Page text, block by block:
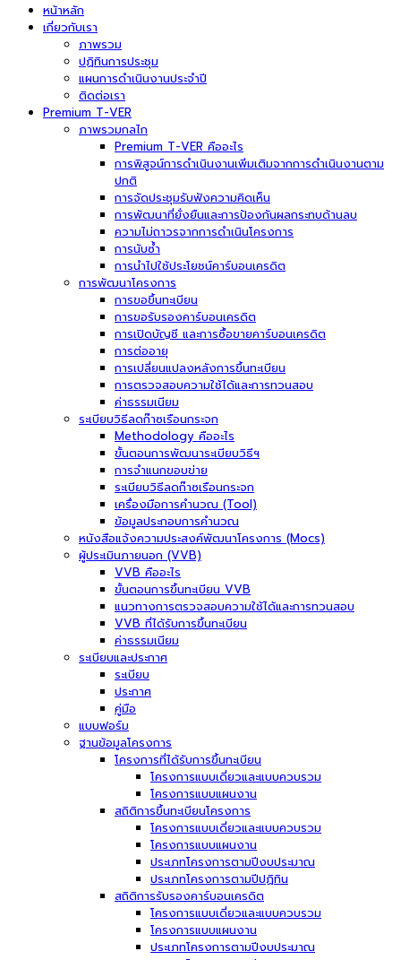
หน้าหลัก
เกี่ยวกับเรา
ภาพรวม
ปฏิทินการประชุม
แผนการดำเนินงานประจำปี
ติดต่อเรา
Premium T-VER
ภาพรวมกลไก
Premium T-VER คืออะไร
การพิสูจน์การดำเนินงานเพิ่มเติมจากการดำเนินงานตาม
ปกติ
การจัดประชุมรับฟังความคิดเห็น
การพัฒนาที่ยั่งยืนและการป้องกันผลกระทบด้านลบ
ความไม่ถาวรจากการดำเนินโครงการ
การนับซ้ำ
การนำไปใช้ประโยชน์คาร์บอนเครดิต
การพัฒนาโครงการ
การขอขึ้นทะเบียน
การขอรับรองคาร์บอนเครดิต
การเปิดบัญชี และการซื้อขายคาร์บอนเครดิต
การต่ออายุ
การเปลี่ยนแปลงหลังการขึ้นทะเบียน
การตรวจสอบความใช้ได้และการทวนสอบ
ค่าธรรมเนียม
ระเบียบวิธีลดก๊าซเรือนกระจก
Methodology คืออะไร
ขั้นตอนการพัฒนาระเบียบวิธีฯ
การจำแนกขอบข่าย
ระเบียบวิธีลดก๊าซเรือนกระจก
เครื่องมือการคำนวณ (Tool)
ข้อมูลประกอบการคำนวณ
หนังสือแจ้งความประสงค์พัฒนาโครงการ (Mocs)
ผู้ประเมินภายนอก (VVB)
VVB คืออะไร
ขั้นตอนการขึ้นทะเบียน VVB
แนวทางการตรวจสอบความใช้ได้และการทวนสอบ
VVB ที่ได้รับการขึ้นทะเบียน
ค่าธรรมเนียม
ระเบียบและประกาศ
ระเบียบ
ประกาศ
คู่มือ
แบบฟอร์ม
ฐานข้อมูลโครงการ
โครงการที่ได้รับการขึ้นทะเบียน
โครงการแบบเดี่ยวและแบบควบรวม
โครงการแบบแผนงาน
สถิติการขึ้นทะเบียนโครงการ
โครงการแบบเดี่ยวและแบบควบรวม
โครงการแบบแผนงาน
ประเภทโครงการตามปีงบประมาณ
ประเภทโครงการตามปีปฏิทิน
สถิติการรับรองคาร์บอนเครดิต
โครงการแบบเดี่ยวและแบบควบรวม
โครงการแบบแผนงาน
ประเภทโครงการตามปีงบประมาณ